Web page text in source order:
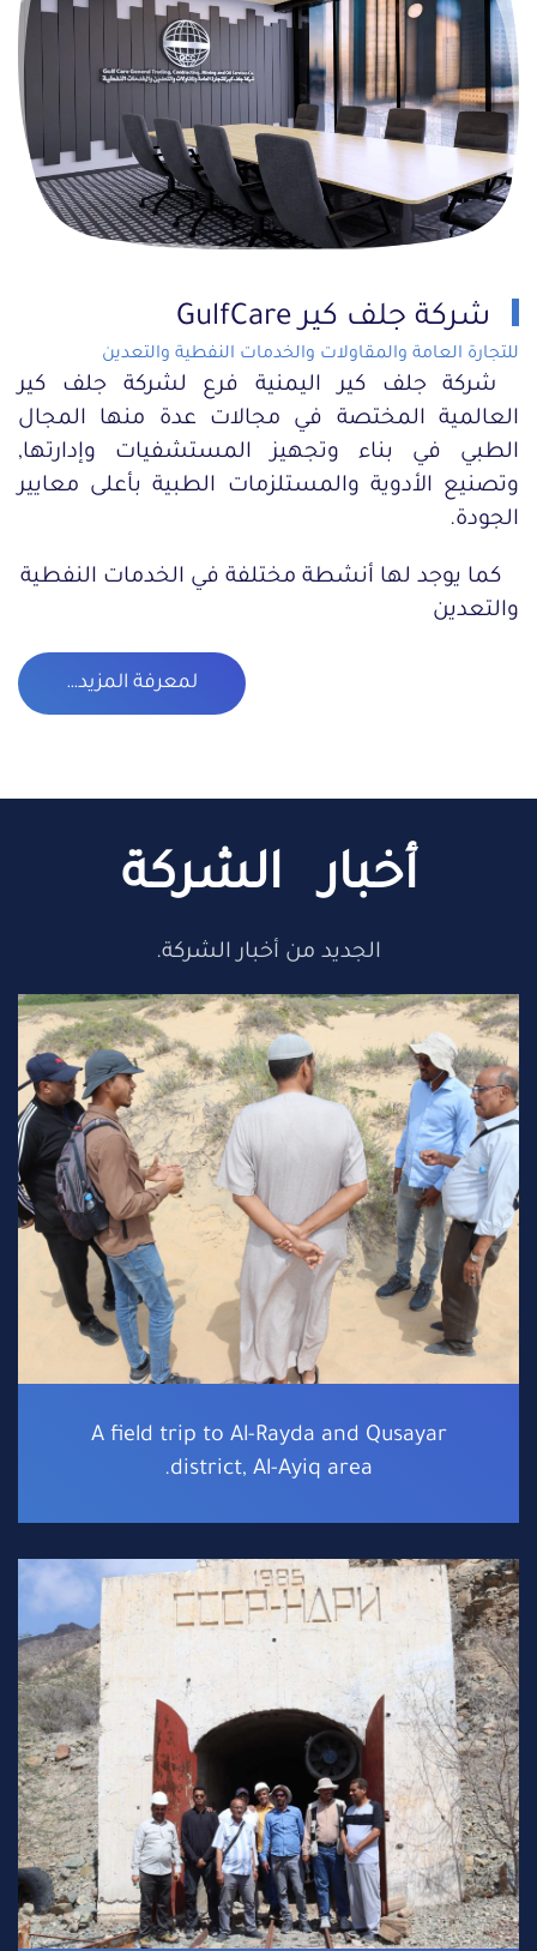
شركة جلف كير GulfCare
للتجارة العامة والمقاولات والخدمات النفطية والتعدين
شركة جلف كير اليمنية فرع لشركة جلف كير
العالمية المختصة في مجالات عدة منها المجال
الطبي في بناء وتجهيز المستشفيات وإدارتها,
وتصنيع الأدوية والمستلزمات الطبية بأعلى معايير
الجودة.
كما يوجد لها أنشطة مختلفة في الخدمات النفطية
والتعدين
لمعرفة المزيد…
أخبار الشركة
الجديد من أخبار الشركة.
A field trip to Al-Rayda and Qusayar
district, Al-Ayiq area.